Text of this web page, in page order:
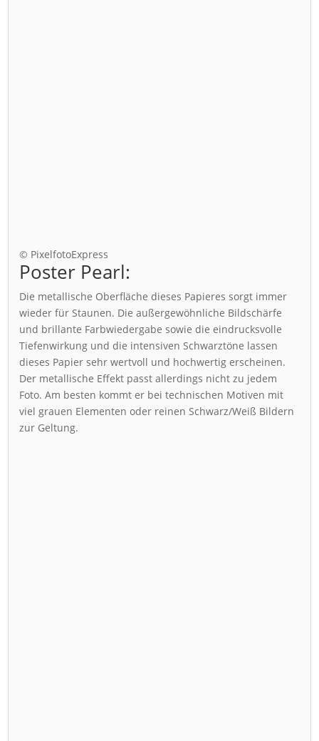
© PixelfotoExpress
Poster Pearl:
Die metallische Oberfläche dieses Papieres sorgt immer
wieder für Staunen. Die außergewöhnliche Bildschärfe
und brillante Farbwiedergabe sowie die eindrucksvolle
Tiefenwirkung und die intensiven Schwarztöne lassen
dieses Papier sehr wertvoll und hochwertig erscheinen.
Der metallische Effekt passt allerdings nicht zu jedem
Foto. Am besten kommt er bei technischen Motiven mit
viel grauen Elementen oder reinen Schwarz/Weiß Bildern
zur Geltung.